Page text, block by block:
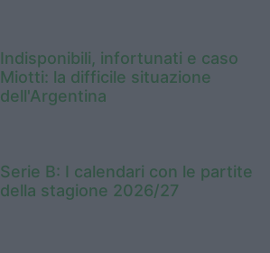
Indisponibili, infortunati e caso
Miotti: la difficile situazione
dell'Argentina
Serie B: I calendari con le partite
della stagione 2026/27